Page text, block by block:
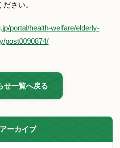
さい。
portal/health-welfare/elderly-
post0090874/
せ一覧へ戻る
ーカイブ